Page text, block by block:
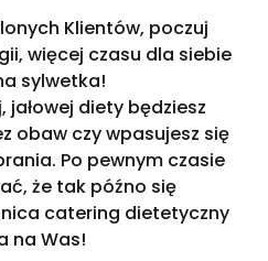
Klientów, poczuj
więcej czasu dla siebie
sylwetka!
jałowej diety będziesz
obaw czy wpasujesz się
Po pewnym czasie
że tak późno się
catering dietetyczny
na Was!